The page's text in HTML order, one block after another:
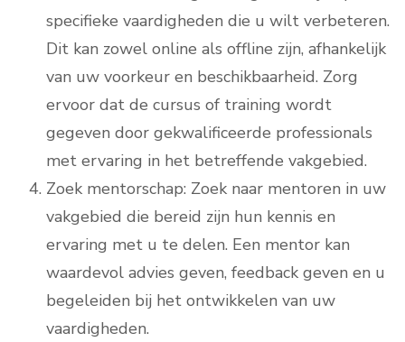
specifieke vaardigheden die u wilt verbeteren.
Dit kan zowel online als offline zijn, afhankelijk
van uw voorkeur en beschikbaarheid. Zorg
ervoor dat de cursus of training wordt
gegeven door gekwalificeerde professionals
met ervaring in het betreffende vakgebied.
Zoek mentorschap: Zoek naar mentoren in uw
vakgebied die bereid zijn hun kennis en
ervaring met u te delen. Een mentor kan
waardevol advies geven, feedback geven en u
begeleiden bij het ontwikkelen van uw
vaardigheden.